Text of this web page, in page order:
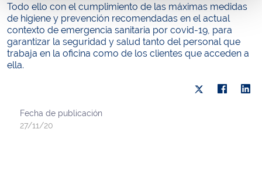
Todo ello con el cumplimiento de las máximas medidas
de higiene y prevención recomendadas en el actual
contexto de emergencia sanitaria por covid-19, para
garantizar la seguridad y salud tanto del personal que
trabaja en la oficina como de los clientes que acceden a
ella.
Fecha de publicación
27/11/20